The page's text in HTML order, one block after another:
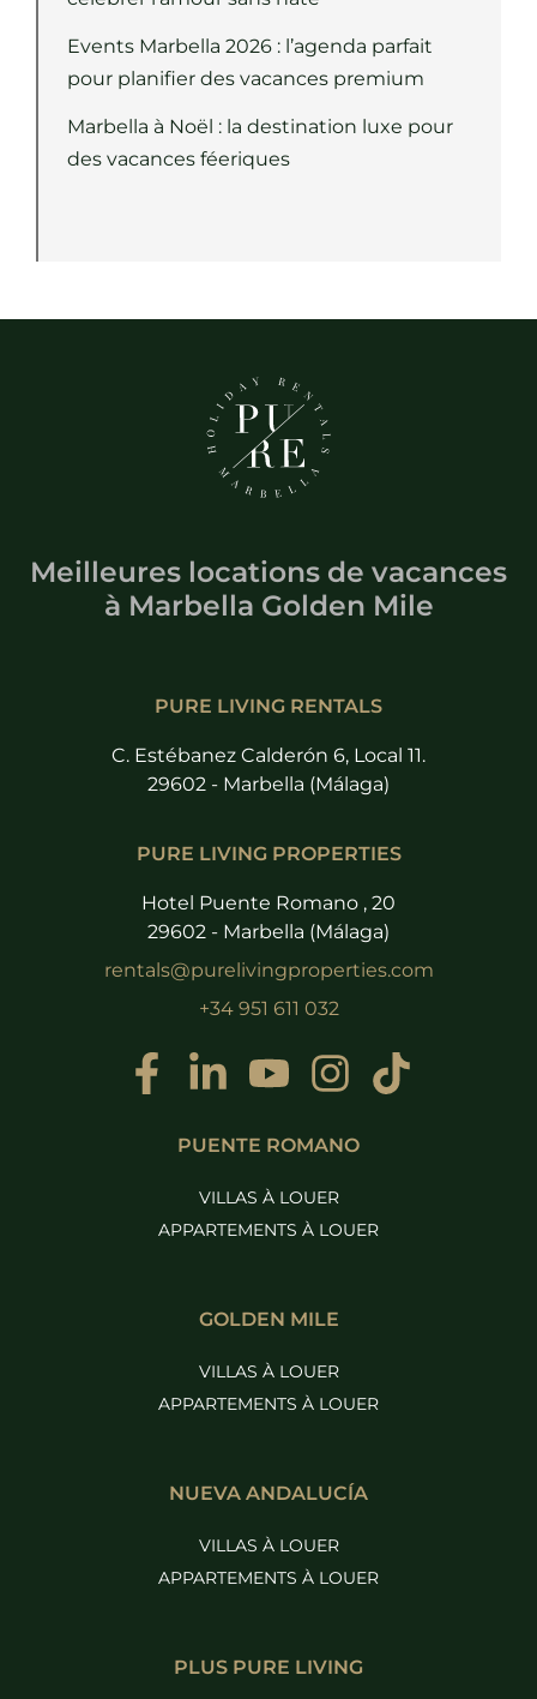
Events Marbella 2026 : l’agenda parfait
pour planifier des vacances premium
Marbella à Noël : la destination luxe pour
des vacances féeriques
Meilleures locations de vacances
à Marbella Golden Mile
PURE LIVING RENTALS
C. Estébanez Calderón 6, Local 11.
29602 - Marbella (Málaga)
PURE LIVING PROPERTIES
Hotel Puente Romano , 20
29602 - Marbella (Málaga)
rentals@purelivingproperties.com
+34 951 611 032
PUENTE ROMANO
VILLAS À LOUER
APPARTEMENTS À LOUER
GOLDEN MILE
VILLAS À LOUER
APPARTEMENTS À LOUER
NUEVA ANDALUCÍA
VILLAS À LOUER
APPARTEMENTS À LOUER
PLUS PURE LIVING